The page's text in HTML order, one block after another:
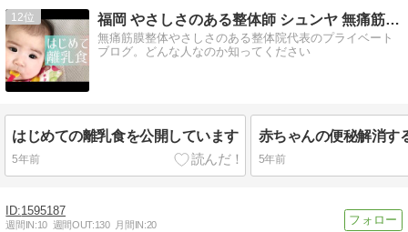
12 福岡 やさしさのある整体師 シュンヤ 無痛筋膜整体の真髄に…
無痛筋膜整体やさしさのある整体院代表のプライベート
ブログ。どんな人なのか知ってください
はじめての離乳食を公開しています
5年前 5年前
1595187
週間IN:10 週間OUT:130 月間IN:20